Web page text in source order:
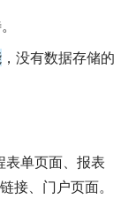
，没有数据存储的
表单页面、报表
接、门户页面。